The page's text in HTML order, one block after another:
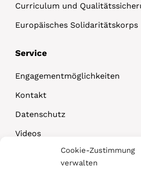
Cookie-Zustimmung
verwalten
Curriculum und
Europäisches Solidaritätskorps
Service
Engagementmöglichkeiten
Kontakt
Datenschutz
Videos